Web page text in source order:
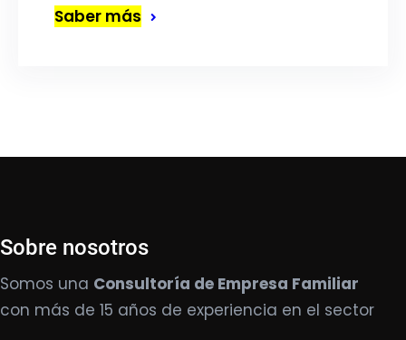
Saber más
Sobre nosotros
Somos una Consultoría de Empresa Familiar
con más de 15 años de experiencia en el sector